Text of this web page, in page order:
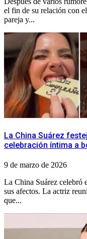
el fin de su relación con
pareja y...
La China Suárez
celebración íntima a
9 de marzo de 2026
La China Suárez celebró
sus afectos. La actriz
que...